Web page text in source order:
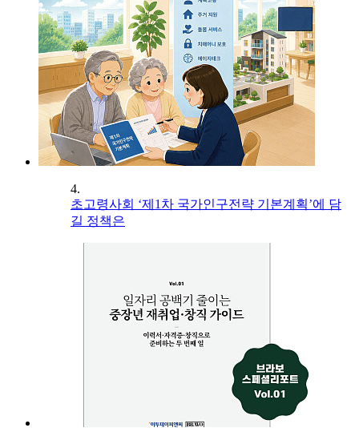
4.
초고령사회 ‘제1차 국가인구전략 기본계획’에 담
길 정책은